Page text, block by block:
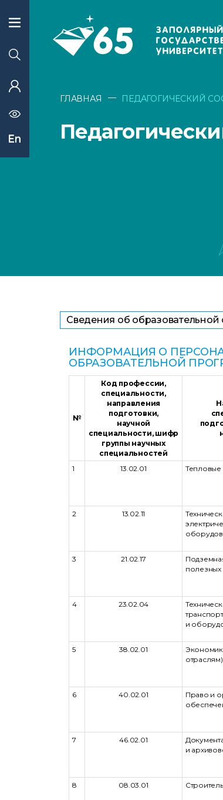
ГЛАВНАЯ — ПЕДАГОГИЧЕСКИЙ
Сведения об образовательной
ИНФОРМАЦИЯ О
ОБРАЗОВАТЕЛЬНОЙ
№
Код профессии,
специальности,
направления
подготовки,
научной
специальности, шифр
группы научных
специальностей
1 13.02.01 Тепловые
2 13.02.11
3 21.02.17
4 23.02.04
и
5 38.02.01
отраслям)
6 40.02.01
Право и
7 46.02.01
и
8 08.03.01